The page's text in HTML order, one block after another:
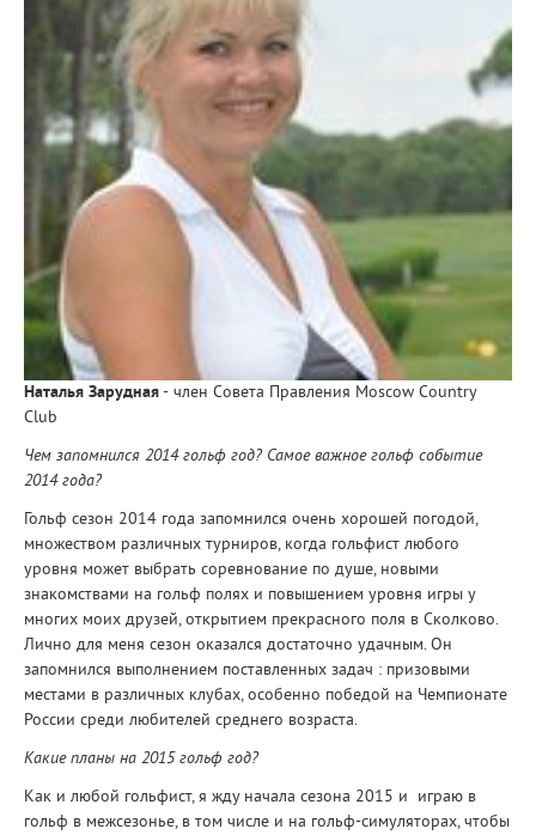
Наталья Зарудная- член Совета Правления Moscow Country
Club
Чем запомнился 2014 гольф год? Самое важное гольф событие
2014 года?
Гольф сезон 2014 года запомнился очень хорошей погодой,
множеством различных турниров, когда гольфист любого
уровня может выбрать соревнование по душе, новыми
знакомствами на гольф полях и повышением уровня игры у
многих моих друзей, открытием прекрасного поля в Сколково.
Лично для меня сезон оказался достаточно удачным. Он
запомнился выполнением поставленных задач : призовыми
местами в различных клубах, особенно победой на Чемпионате
России среди любителей среднего возраста.
Какие планы на 2015 гольф год?
Как и любой гольфист, я жду начала сезона 2015 и играю в
гольф в межсезонье, в том числе и на гольф-симуляторах, чтобы